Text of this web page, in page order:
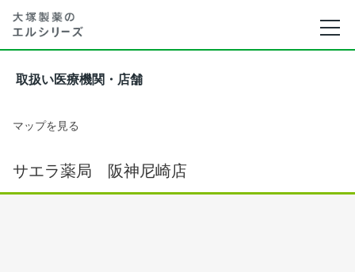
取扱い医療機関・店舗
マップを見る
サエラ薬局 阪神尼崎店